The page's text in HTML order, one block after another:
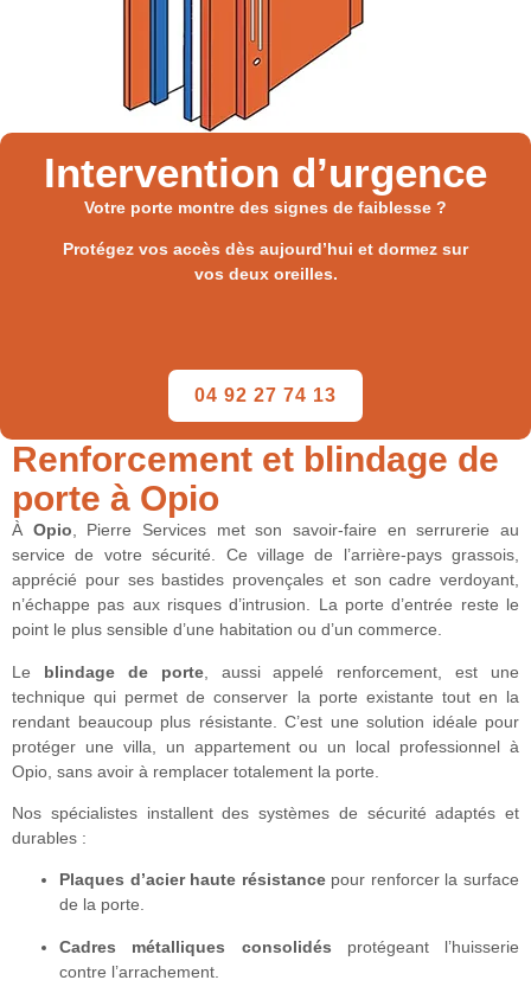
Intervention d’urgence
Votre porte montre des signes de faiblesse ?
Protégez vos accès dès aujourd’hui et dormez sur
vos deux oreilles.
04 92 27 74 13
Renforcement et blindage de
porte à Opio
À Opio , Pierre Services met son savoir-faire en serrurerie au
service de votre sécurité. Ce village de l’arrière-pays grassois,
apprécié pour ses bastides provençales et son cadre verdoyant,
n’échappe pas aux risques d’intrusion. La porte d’entrée reste le
point le plus sensible d’une habitation ou d’un commerce.
Le blindage de porte, aussi appelé renforcement, est une
technique qui permet de conserver la porte existante tout en la
rendant beaucoup plus résistante. C’est une solution idéale pour
protéger une villa, un appartement ou un local professionnel à
Opio, sans avoir à remplacer totalement la porte.
Nos spécialistes installent des systèmes de sécurité adaptés et
durables :
Plaques d’acier haute résistancepour renforcer la surface
de la porte.
Cadres métalliques consolidés protégeant l’huisserie
contre l’arrachement.